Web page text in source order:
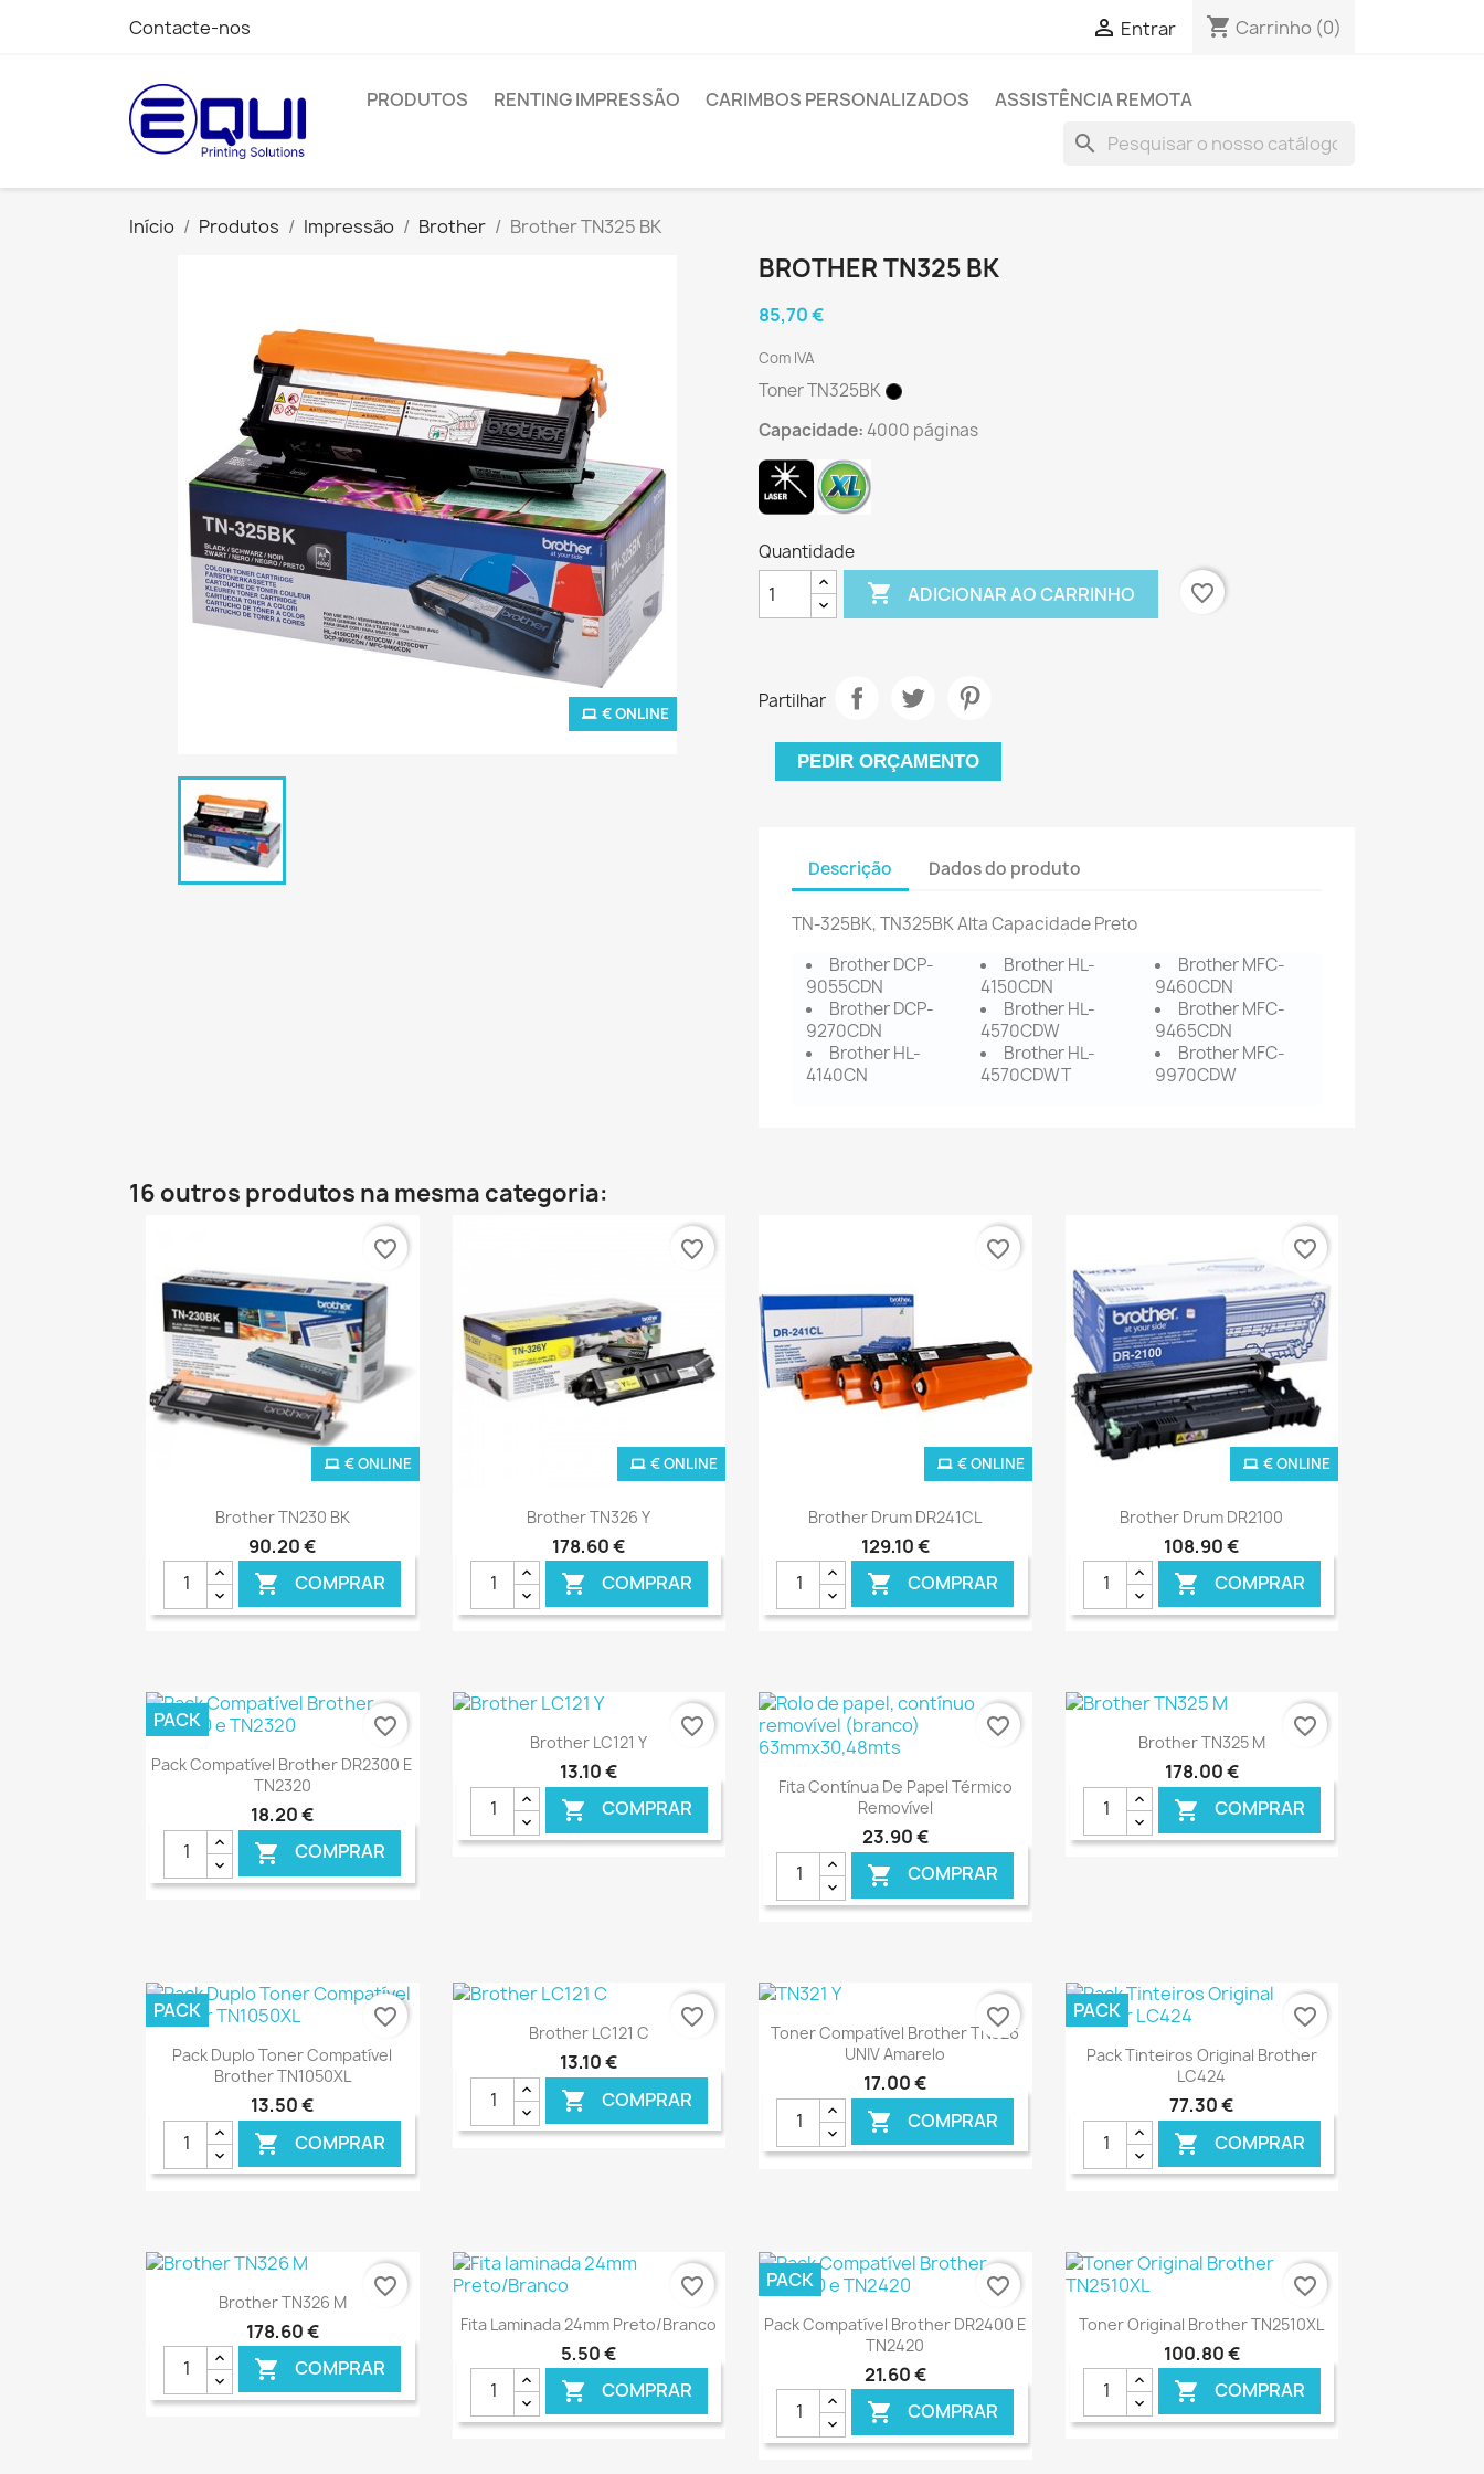
Contacte-nos  Entrar shopping_cart Carrinho (0)
PRODUTOS RENTING IMPRESSÃO CARIMBOS PERSONALIZADOS ASSISTÊNCIA REMOTA
search
Início Produtos Impressão Brother Brother TN325 BK
€ ONLINE
BROTHER TN325 BK
85,70 €
Com IVA
Toner TN325BK
Capacidade:4000 páginas
Quantidade
 ADICIONAR AO CARRINHO favorite_border
Partilhar
PEDIR ORÇAMENTO
Descrição Dados do produto
TN-325BK, TN325BKAlta Capacidade Preto
Brother DCP-
9055CDN
Brother DCP-
9270CDN
Brother HL-
4140CN
Brother HL-
4150CDN
Brother HL-
4570CDW
Brother HL-
4570CDWT
Brother MFC-
9460CDN
Brother MFC-
9465CDN
Brother MFC-
9970CDW
16 outros produtos na mesma categoria:
Ver+
Brother TN230 BK
90,20 €
 COMPRAR
€ ONLINE
favorite_border
Ver+
Brother TN326 Y
178,60 €
 COMPRAR
€ ONLINE
favorite_border
Ver+
Brother Drum DR241CL
129,10 €
 COMPRAR
€ ONLINE
favorite_border
Ver+
Brother Drum DR2100
108,90 €
 COMPRAR
€ ONLINE
favorite_border
 Ver+
Pack Compatível Brother DR2300 E
TN2320
18,20 €
 COMPRAR
PACK favorite_border Ver+
Brother LC121 Y
13,10 €
 COMPRAR
favorite_border
Ver+
Fita Contínua De Papel Térmico
Removível
23,90 €
 COMPRAR
favorite_border Ver+
Brother TN325 M
178,00 €
 COMPRAR
favorite_border
Ver+
Pack Duplo Toner Compatível
Brother TN1050XL
13,50 €
 COMPRAR
PACK favorite_border Ver+
Brother LC121 C
13,10 €
 COMPRAR
favorite_border Ver+
Toner Compatível Brother TN326
UNIV Amarelo
17,00 €
 COMPRAR
favorite_border
Ver+
Pack Tinteiros Original Brother
LC424
77,30 €
 COMPRAR
PACK favorite_border
Ver+
Brother TN326 M
178,60 €
 COMPRAR
favorite_border
Ver+
Fita Laminada 24mm Preto/Branco
5,50 €
 COMPRAR
favorite_border
 Ver+
Pack Compatível Brother DR2400 E
TN2420
21,60 €
 COMPRAR
PACK
favorite_border
Ver+
Toner Original Brother TN2510XL
100,80 €
 COMPRAR
favorite_border